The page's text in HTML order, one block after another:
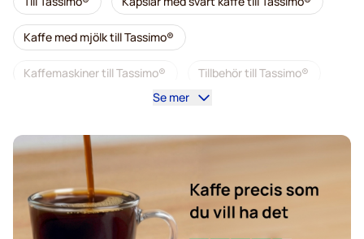
Kaffe med mjölk till Tassimo®
Kaffemaskiner till Tassimo® Tillbehör till Tassimo®
Allt till kaffet för Tassimo
Avkalkning och rengöring för Tassimo
Jacobs-kaffekapslar för Tassimo
Se mer